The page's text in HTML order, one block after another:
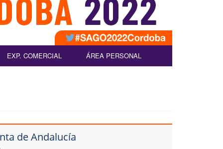
EXP. COMERCIAL ÁREA PERSONAL
de Andalucía